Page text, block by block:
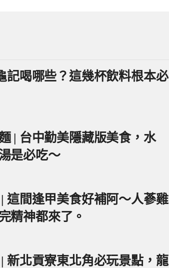
記喝哪些？這幾杯飲料根本必
| 台中勤美隱藏版美食，水
是必吃～
這間逢甲美食好補阿～人蔘雞
精神都來了。
新北貢寮東北角必玩景點，龍